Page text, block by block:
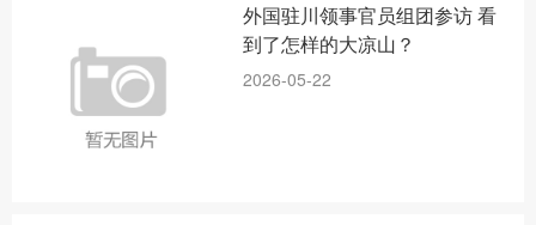
外国驻川领事官员组团参访 看
到了怎样的大凉山？
2026-05-22